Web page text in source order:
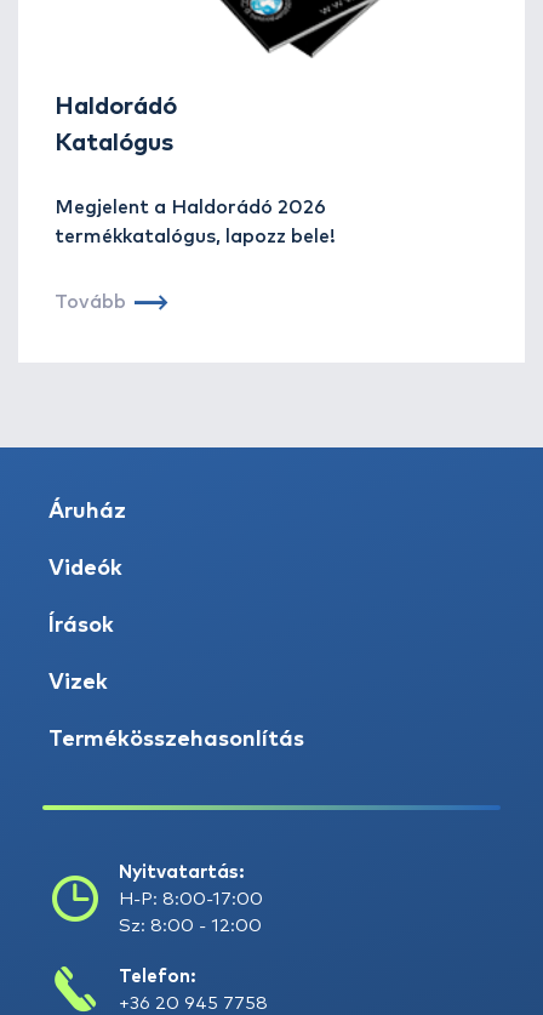
Haldorádó
Katalógus
Megjelent a Haldorádó 2026
termékkatalógus, lapozz bele!
Tovább
Áruház
Videók
Írások
Vizek
Termékösszehasonlítás
Nyitvatartás:
H-P: 8:00-17:00
Sz: 8:00 - 12:00
Telefon:
+36 20 945 7758